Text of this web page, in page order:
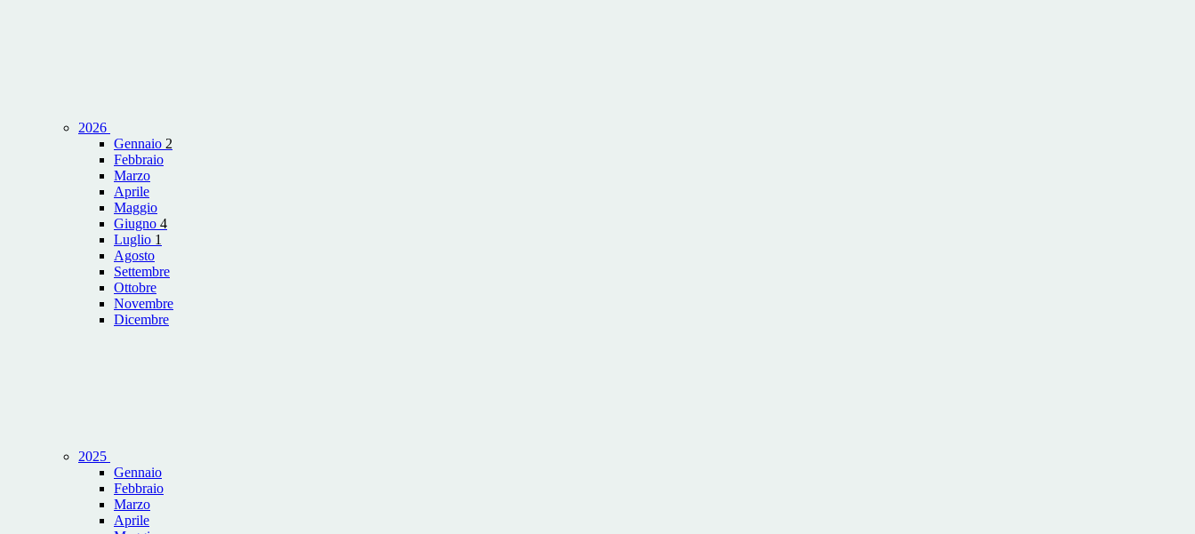
2026
Gennaio 2
Febbraio
Marzo
Aprile
Maggio
Giugno 4
Luglio 1
Agosto
Settembre
Ottobre
Novembre
Dicembre
2025
Gennaio
Febbraio
Marzo
Aprile